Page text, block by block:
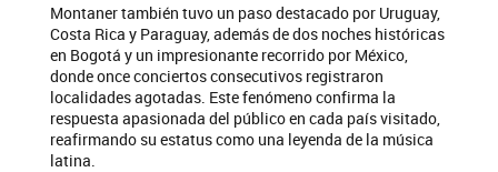
Montaner también tuvo un paso destacado por Uruguay,
Costa Rica y Paraguay, además de dos noches históricas
en Bogotá y un impresionante recorrido por México,
donde once conciertos consecutivos registraron
localidades agotadas. Este fenómeno confirma la
respuesta apasionada del público en cada país visitado,
reafirmando su estatus como una leyenda de la música
latina.